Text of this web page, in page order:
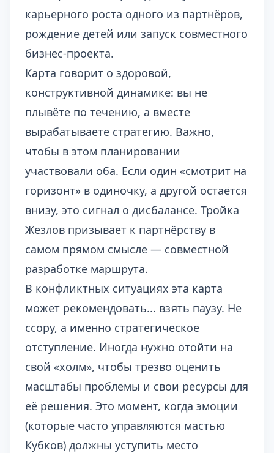
карьерного роста одного из партнёров,
рождение детей или запуск совместного
бизнес-проекта.
Карта говорит о здоровой,
конструктивной динамике: вы не
плывёте по течению, а вместе
вырабатываете стратегию. Важно,
чтобы в этом планировании
участвовали оба. Если один «смотрит на
горизонт» в одиночку, а другой остаётся
внизу, это сигнал о дисбалансе. Тройка
Жезлов призывает к партнёрству в
самом прямом смысле — совместной
разработке маршрута.
В конфликтных ситуациях эта карта
может рекомендовать... взять паузу. Не
ссору, а именно стратегическое
отступление. Иногда нужно отойти на
свой «холм», чтобы трезво оценить
масштабы проблемы и свои ресурсы для
её решения. Это момент, когда эмоции
(которые часто управляются мастью
Кубков) должны уступить место